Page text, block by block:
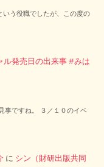
いう役職でしたが、この度の
発売日の出来事 #みは
事ですね。 ３／１０のイベ
に シン（財研出版共同